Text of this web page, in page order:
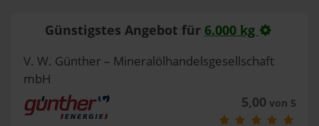
Günstigstes Angebot für 6.000 kg
V. W. Günther – Mineralölhandelsgesellschaft
mbH
5,00 von 5